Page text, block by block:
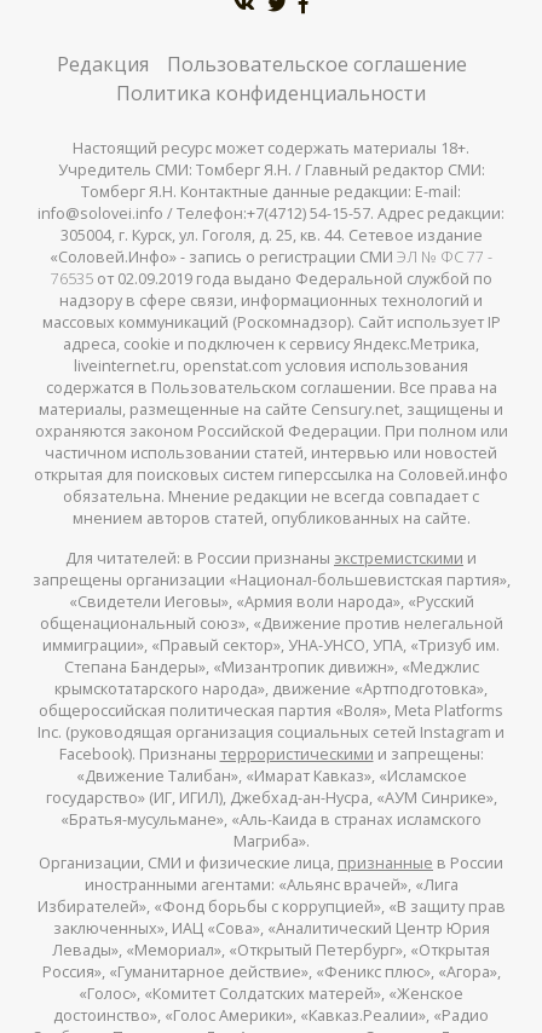
Редакция
Пользовательское соглашение
Политика конфиденциальности
Настоящий ресурс может содержать материалы 18+.
Учредитель СМИ: Томберг Я.Н. / Главный редактор СМИ:
Томберг Я.Н. Контактные данные редакции: E-mail:
info@solovei.info / Телефон:+7(4712) 54-15-57. Адрес редакции:
305004, г. Курск, ул. Гоголя, д. 25, кв. 44. Сетевое издание
«Соловей.Инфо» - запись о регистрации СМИ ЭЛ № ФС 77 -
76535от 02.09.2019 года выдано Федеральной службой по
надзору в сфере связи, информационных технологий и
массовых коммуникаций (Роскомнадзор). Сайт использует IP
адреса, cookie и подключен к сервису Яндекс.Метрика,
liveinternet.ru, openstat.com условия использования
содержатся в Пользовательском соглашении. Все права на
материалы, размещенные на сайте Censury.net, защищены и
охраняются законом Российской Федерации. При полном или
частичном использовании статей, интервью или новостей
открытая для поисковых систем гиперссылка на Соловей.инфо
обязательна. Мнение редакции не всегда совпадает с
мнением авторов статей, опубликованных на сайте.
Для читателей: в России признаны экстремистскими и
запрещены организации «Национал-большевистская партия»,
«Свидетели Иеговы», «Армия воли народа», «Русский
общенациональный союз», «Движение против нелегальной
иммиграции», «Правый сектор», УНА-УНСО, УПА, «Тризуб им.
Степана Бандеры», «Мизантропик дивижн», «Меджлис
крымскотатарского народа», движение «Артподготовка»,
общероссийская политическая партия «Воля», Meta Platforms
Inc. (руководящая организация социальных сетей Instagram и
Facebook). Признаны террористическими и запрещены:
«Движение Талибан», «Имарат Кавказ», «Исламское
государство» (ИГ, ИГИЛ), Джебхад-ан-Нусра, «АУМ Синрике»,
«Братья-мусульмане», «Аль-Каида в странах исламского
Магриба».
Организации, СМИ и физические лица, признанные в России
иностранными агентами: «Альянс врачей», «Лига
Избирателей», «Фонд борьбы с коррупцией», «В защиту прав
заключенных», ИАЦ «Сова», «Аналитический Центр Юрия
Левады», «Мемориал», «Открытый Петербург», «Открытая
Россия», «Гуманитарное действие», «Феникс плюс», «Агора»,
«Голос», «Комитет Солдатских матерей», «Женское
достоинство», «Голос Америки», «Кавказ.Реалии», «Радио